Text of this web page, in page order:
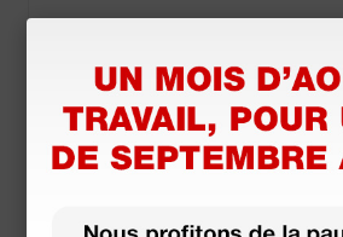
Ressources à